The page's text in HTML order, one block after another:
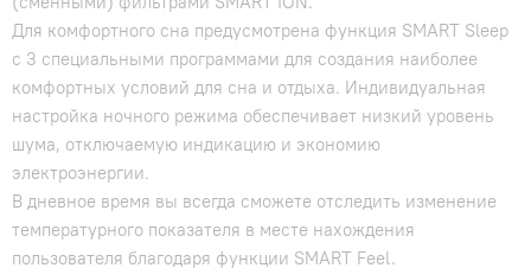
Для комфортного сна предусмотрена функция SMART Sleep
с 3 специальными программами для создания наиболее
комфортных условий для сна и отдыха. Индивидуальная
настройка ночного режима обеспечивает низкий уровень
шума, отключаемую индикацию и экономию
электроэнергии.
В дневное время вы всегда сможете отследить изменение
температурного показателя в месте нахождения
пользователя благодаря функции SMART Feel.